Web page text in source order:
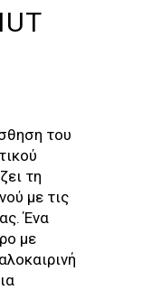
€.
του
τη
με τις
Ένα
με